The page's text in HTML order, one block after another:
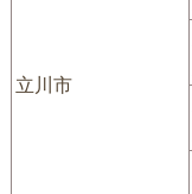
立川市